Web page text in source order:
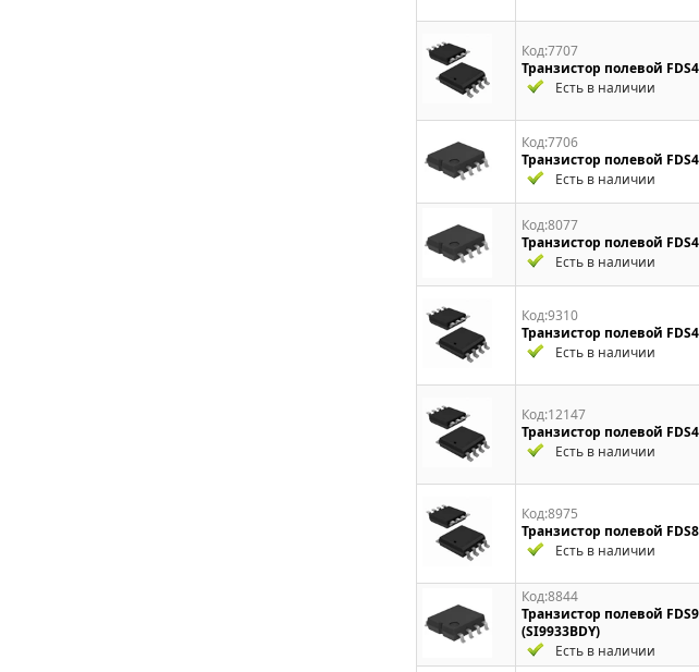
Код:7707
Транзистор полевой
Есть в наличии
Код:7706
Транзистор полевой
Есть в наличии
Код:8077
Транзистор полевой
Есть в наличии
Код:9310
Транзистор полевой
Есть в наличии
Код:12147
Транзистор полевой
Есть в наличии
Код:8975
Транзистор полевой
Есть в наличии
Код:8844
Транзистор полевой
(SI9933BDY)
Есть в наличии